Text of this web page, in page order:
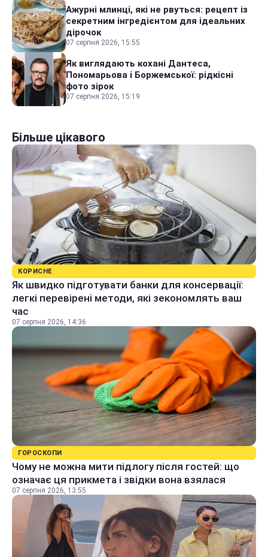
Ажурні млинці, які не рвуться: рецепт із
секретним інгредієнтом для ідеальних
дірочок
07 серпня 2026, 15:55
Як виглядають кохані Дантеса,
Пономарьова і Боржемської: рідкісні
фото зірок
07 серпня 2026, 15:19
Більше цікавого
КОРИСНЕ
Як швидко підготувати банки для консервації:
легкі перевірені методи, які зекономлять ваш
час
07 серпня 2026, 14:36
ГОРОСКОПИ
Чому не можна мити підлогу після гостей: що
означає ця прикмета і звідки вона взялася
07 серпня 2026, 13:55